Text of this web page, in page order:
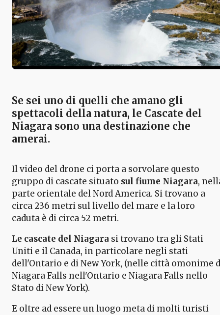
Se sei uno di quelli che amano gli
spettacoli della natura, le Cascate del
Niagara sono una destinazione che
amerai.
Il video del drone ci porta a sorvolare questo
gruppo di cascate situato sul fiume Niagara,
parte orientale del Nord America. Si trovano a
circa 236 metri sul livello del mare e la loro
caduta è di circa 52 metri.
Le cascate del Niagara si trovano tra gli Stati
Uniti e il Canada, in particolare negli stati
dell'Ontario e di New York, (nelle città omonime
Niagara Falls nell'Ontario e Niagara Falls nello
Stato di New York).
E oltre ad essere un luogo meta di molti turisti